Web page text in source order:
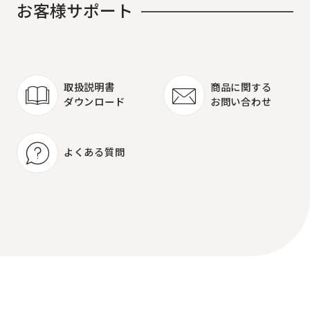
お客様サポー ト
取扱説明書
ダウンロード
商品に関する
お問い合わせ
よくある質問